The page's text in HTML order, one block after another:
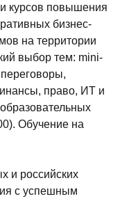
курсов повышения
бизнес-
на территории
выбор тем: mini-
право, ИТ и
Обучение на
и российских
с успешным